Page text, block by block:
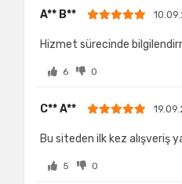
A** B**
Hizmet sürecinde
6 0
C** A**
Bu siteden ilk kez alışveriş
5 0